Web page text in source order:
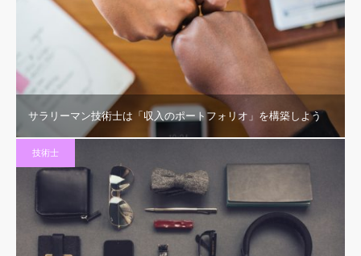
サラリーマン技術士は「収入のポートフォリオ」を構築しよう
技術士